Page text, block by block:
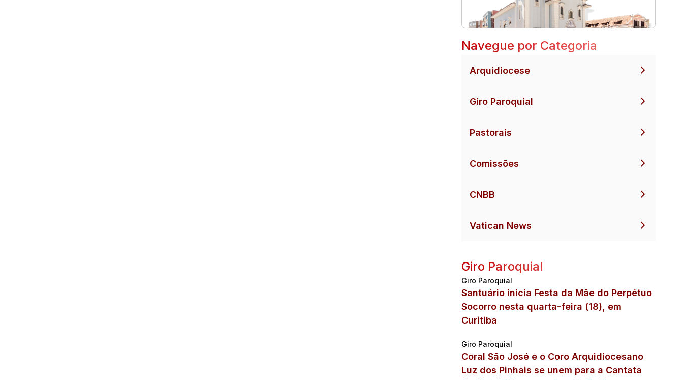
Navegue por Categoria
Arquidiocese
Giro Paroquial
Pastorais
Comissões
CNBB
Vatican News
Giro Paroquial
Giro Paroquial
Santuário inicia Festa da Mãe do Perpétuo
Socorro nesta quarta-feira (18), em
Curitiba
Giro Paroquial
Coral São José e o Coro Arquidiocesano
Luz dos Pinhais se unem para a Cantata